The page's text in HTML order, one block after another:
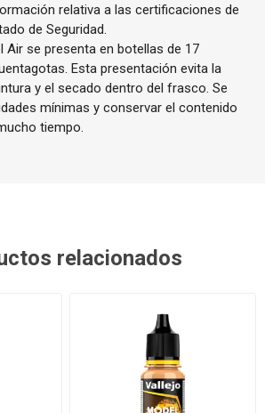
relativa a las certificaciones de
de Seguridad.
Air se presenta en botellas de 17
Esta presentación evita la
y el secado dentro del frasco. Se
mínimas y conservar el contenido
tiempo.
relacionados